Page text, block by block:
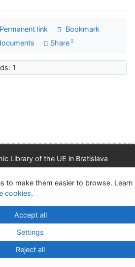
Permanent link
Bookmark
Share
1
Privacy
OpenSearch module
settings
of the UE in Bratislava
-Cosmotron Slovakia, s.r.o.
to make them easier to browse. Learn
cookies.
Accept all
Settings
Reject all